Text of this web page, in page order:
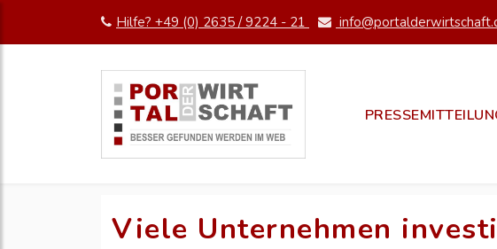
Hilfe? +49 (0) 2635 / 9224 - 21
Viele Unternehmen